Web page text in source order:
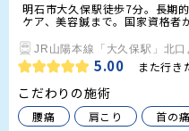
明石市大久保駅徒歩7分。長期
ケア、美容鍼まで。国家資格者
JR山陽本線「大久保駅」北
5.00 また行き
こだわりの施術
腰痛 肩こり 首の